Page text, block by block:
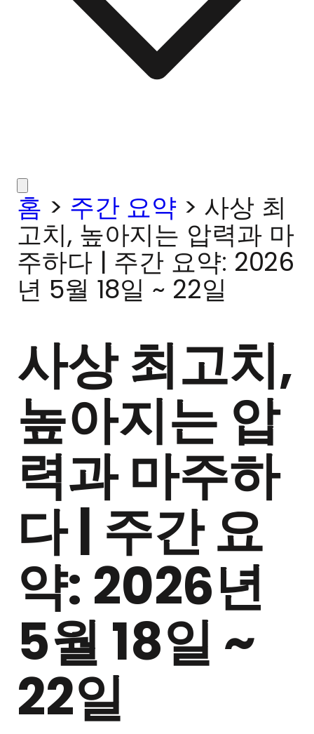
홈 > 주간 요약 > 사상 최
고치, 높아지는 압력과 마
주하다 | 주간 요약: 2026
년 5월 18일 ~ 22일
사상 최고치,
높아지는 압
력과 마주하
다 | 주간 요
약: 2026년
5월 18일 ~
22일